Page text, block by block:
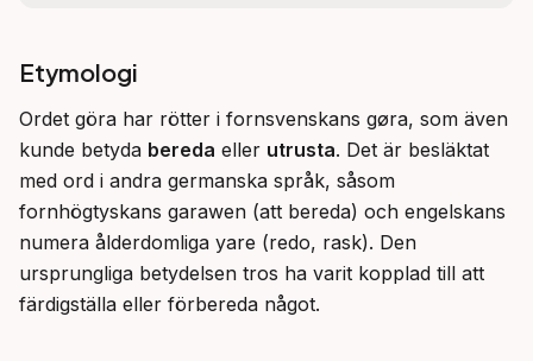
Etymologi
Ordet göra har rötter i fornsvenskans gøra, som även
kunde betyda bereda eller utrusta. Det är besläktat
med ord i andra germanska språk, såsom
fornhögtyskans garawen (att bereda) och engelskans
numera ålderdomliga yare (redo, rask). Den
ursprungliga betydelsen tros ha varit kopplad till att
färdigställa eller förbereda något.